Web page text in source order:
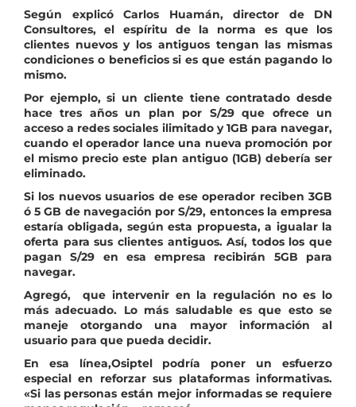
Según explicó Carlos Huamán, director de DN
Consultores, el espíritu de la norma es que los
clientes nuevos y los antiguos tengan las mismas
condiciones o beneficios si es que están pagando lo
mismo.
Por ejemplo, si un cliente tiene contratado desde
hace tres años un plan por S/29 que ofrece un
acceso a redes sociales ilimitado y 1GB para navegar,
cuando el operador lance una nueva promoción por
el mismo precio este plan antiguo (1GB) debería ser
eliminado.
Si los nuevos usuarios de ese operador reciben 3GB
ó 5 GB de navegación por S/29, entonces la empresa
estaría obligada, según esta propuesta, a igualar la
oferta para sus clientes antiguos. Así, todos los que
pagan S/29 en esa empresa recibirán 5GB para
navegar.
Agregó, que intervenir en la regulación no es lo
más adecuado. Lo más saludable es que esto se
maneje otorgando una mayor información al
usuario para que pueda decidir.
En esa línea,Osiptel podría poner un esfuerzo
especial en reforzar sus plataformas informativas.
«Si las personas están mejor informadas se requiere